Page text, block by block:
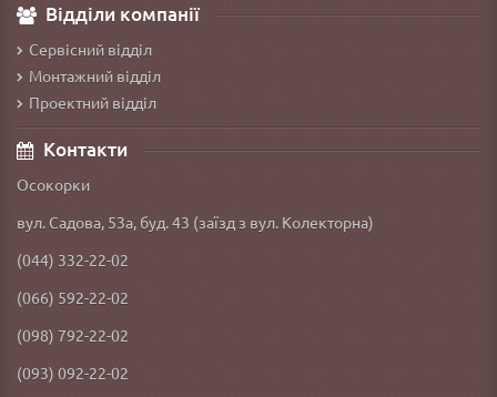
Відділи компанії
Сервісний відділ
Монтажний відділ
Проектний відділ
Контакти
Осокорки
вул. Садова, 53а, буд. 43 (заїзд з вул. Колекторна)
(044) 332-22-02
(066) 592-22-02
(098) 792-22-02
(093) 092-22-02